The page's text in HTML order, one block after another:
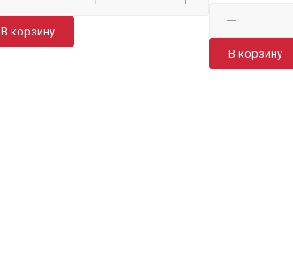
В корзину
В корзину